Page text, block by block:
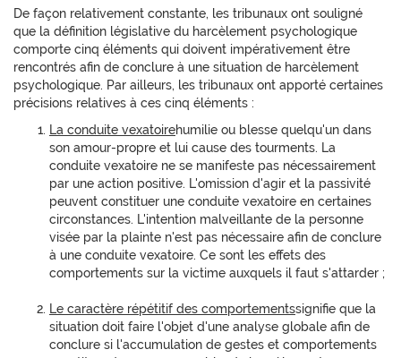
De façon relativement constante, les tribunaux ont souligné
que la définition législative du harcèlement psychologique
comporte cinq éléments qui doivent impérativement être
rencontrés afin de conclure à une situation de harcèlement
psychologique. Par ailleurs, les tribunaux ont apporté certaines
précisions relatives à ces cinq éléments :
La conduite vexatoirehumilie ou blesse quelqu'un dans
son amour-propre et lui cause des tourments. La
conduite vexatoire ne se manifeste pas nécessairement
par une action positive. L'omission d'agir et la passivité
peuvent constituer une conduite vexatoire en certaines
circonstances. L'intention malveillante de la personne
visée par la plainte n'est pas nécessaire afin de conclure
à une conduite vexatoire. Ce sont les effets des
comportements sur la victime auxquels il faut s'attarder ;
Le caractère répétitif des comportementssignifie que la
situation doit faire l'objet d'une analyse globale afin de
conclure si l'accumulation de gestes et comportements